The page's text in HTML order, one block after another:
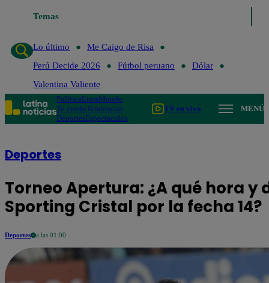
Temas
Lo último
Me Caigo de Risa
Perú Decide 2026
Fútbol peruano
Dólar
Valentina Valiente
PolíticaLimaMundo
Te ayudoTendencias
DeportesEspectáculos
TV en vivo MENÚ
Deportes
Torneo Apertura: ¿A qué hora y
Sporting Cristal por la fecha 14?
Deportes a las 01:00